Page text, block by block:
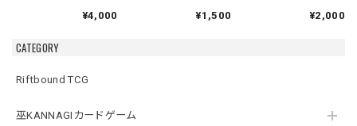
CATEGORY
Riftbound TCG
巫KANNAGIカードゲーム
¥4,000
¥1,500
¥2,000